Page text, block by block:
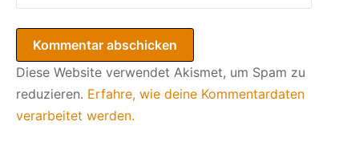
Diese Website verwendet Akismet, um Spam zu
reduzieren. Erfahre, wie deine Kommentardaten
verarbeitet werden.